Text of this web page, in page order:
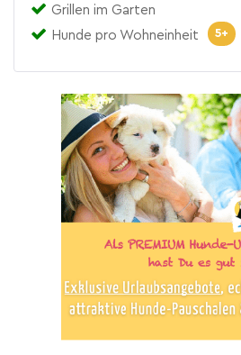
Grillen im Garten
Hunde pro Wohneinheit
5+